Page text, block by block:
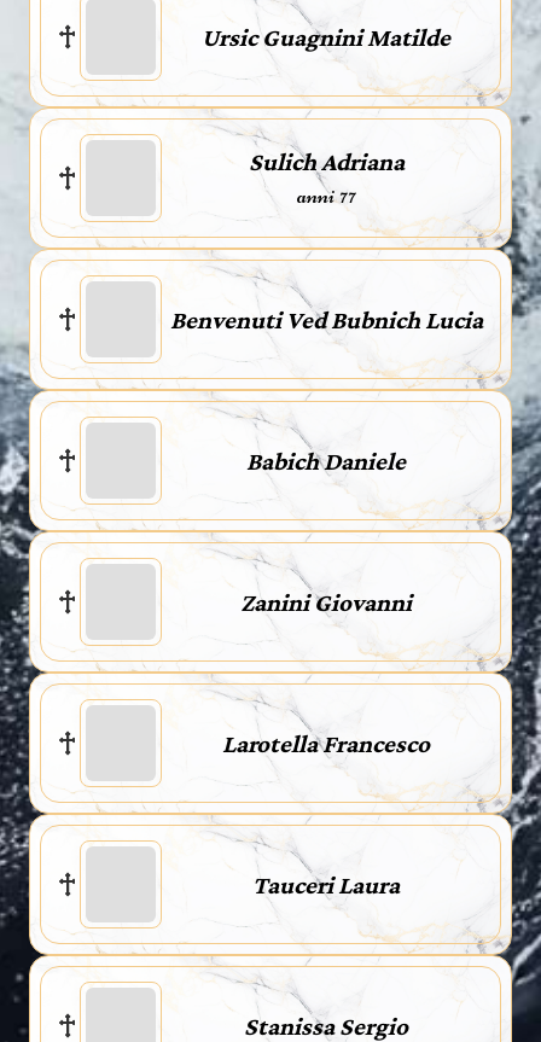
Ursic Guagnini Matilde
Sulich Adriana
anni 77
Benvenuti Ved Bubnich Lucia
Babich Daniele
Zanini Giovanni
Larotella Francesco
Tauceri Laura
Stanissa Sergio